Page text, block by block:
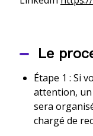
Le
Étape 1 : Si
attention,
sera
chargé de